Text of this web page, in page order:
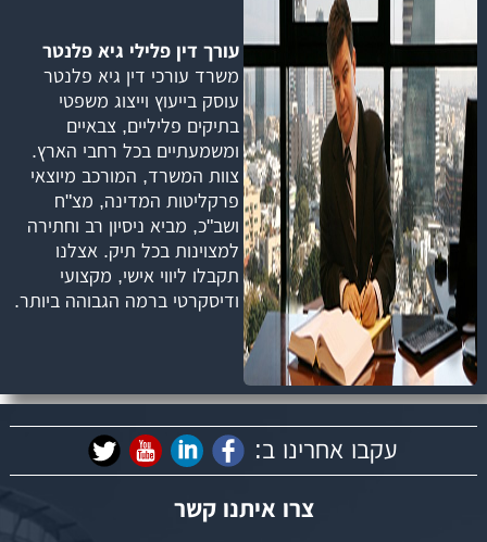
עורך דין פלילי גיא פלנטר
משרד עורכי דין גיא פלנטר
עוסק בייעוץ וייצוג משפטי
בתיקים פליליים, צבאיים
ומשמעתיים בכל רחבי הארץ.
צוות המשרד, המורכב מיוצאי
פרקליטות המדינה, מצ"ח
ושב"כ, מביא ניסיון רב וחתירה
למצוינות בכל תיק. אצלנו
תקבלו ליווי אישי, מקצועי
ודיסקרטי ברמה הגבוהה ביותר.
עקבו אחרינו ב:
צרו איתנו קשר